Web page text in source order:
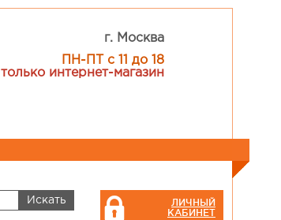
г. Москва
ПН-ПТ с 11 до 18
только интернет-магазин
ЛИЧНЫЙ
КАБИНЕТ